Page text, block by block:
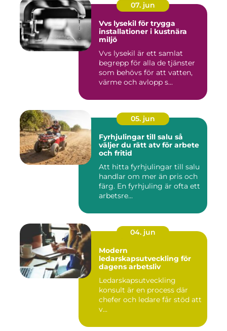
07. jun
Vvs lysekil för trygga
installationer i kustnära
miljö
Vvs lysekil är ett samlat
begrepp för alla de tjänster
som behövs för att vatten,
värme och avlopp s...
05. jun
Fyrhjulingar till salu så
väljer du rätt atv för arbete
och fritid
Att hitta fyrhjulingar till salu
handlar om mer än pris och
färg. En fyrhjuling är ofta ett
arbetsre...
04. jun
Modern
ledarskapsutveckling för
dagens arbetsliv
Ledarskapsutveckling
konsult är en process där
chefer och ledare får stöd att
v...